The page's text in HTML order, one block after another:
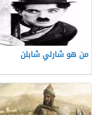
من هو شارلي شابلن